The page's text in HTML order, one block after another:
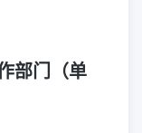
部门（单